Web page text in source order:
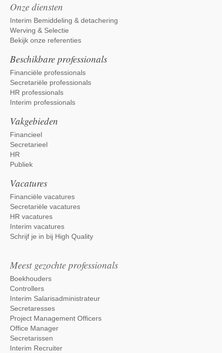
Onze diensten
Interim Bemiddeling & detachering
Werving & Selectie
Bekijk onze referenties
Beschikbare professionals
Financiële professionals
Secretariële professionals
HR professionals
Interim professionals
Vakgebieden
Financieel
Secretarieel
HR
Publiek
Vacatures
Financiële vacatures
Secretariële vacatures
HR vacatures
Interim vacatures
Schrijf je in bij High Quality
Meest gezochte professionals
Boekhouders
Controllers
Interim Salarisadministrateur
Secretaresses
Project Management Officers
Office Manager
Secretarissen
Interim Recruiter